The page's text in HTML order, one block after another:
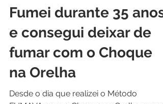
8 de nov. de 2017
3 min de leitura
Fumei durante 35 anos
e consegui deixar de
fumar com o Choque
na Orelha